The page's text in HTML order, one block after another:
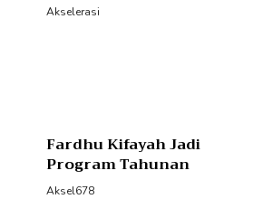
Akselerasi
Fardhu Kifayah Jadi
Program Tahunan
Aksel678